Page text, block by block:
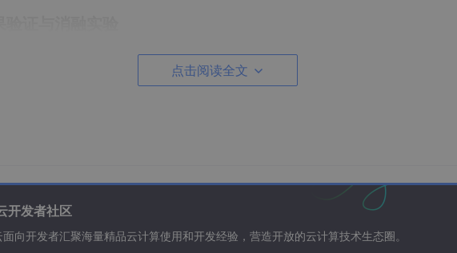
须做消融实验。把每一个新增模块逐一去掉，记录分数变化，画出柱状图。与此
画热力图，用 t-SNE 画特征分布。把结果贴到 PPT 模板里，初步形成
故事
的时候把图放在左侧，文字在右侧，随时对照，防止图文脱节。写完初稿后，
及学长学姐批注。
稿与 Rebuttal
点击阅读全文
开发者社区
面向开发者汇聚海量精品云计算使用和开发经验，营造开放的云计算技术生态圈。